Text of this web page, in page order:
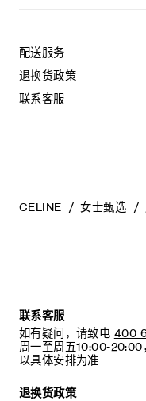
不可熨烫。
不可干洗。
配送服务
退换货政策
联系客服
CELINE 女士甄选
联系客服
如有疑问，请致电 400
周一至周五10:00-20:00
以具体安排为准
退换货政策